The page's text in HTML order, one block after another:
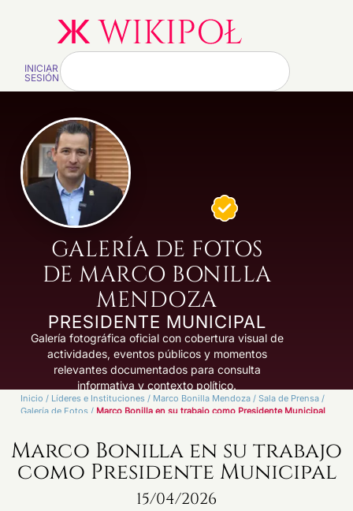
INICIAR
SESIÓN
GALERÍA DE FOTOS
DE MARCO BONILLA
MENDOZA
PRESIDENTE MUNICIPAL
Galería fotográfica oficial con cobertura visual de
actividades, eventos públicos y momentos
relevantes documentados para consulta
informativa y contexto político.
Inicio / Líderes e Instituciones / Marco Bonilla Mendoza / Sala de Prensa /
Galería de Fotos / Marco Bonilla en su trabajo como Presidente Municipal
Marco Bonilla en su trabajo
como Presidente Municipal
15/04/2026